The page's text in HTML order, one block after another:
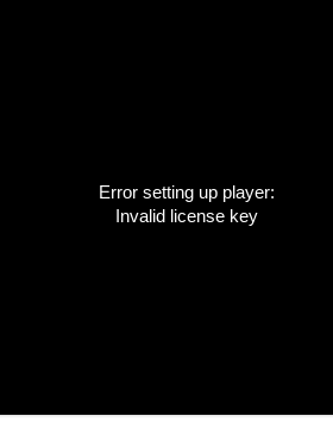
Error setting up player:
Invalid license key